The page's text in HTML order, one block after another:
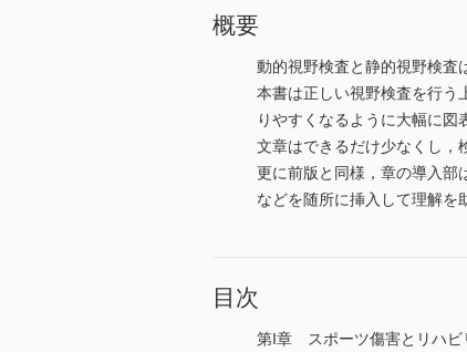
概要
動的視野検査と静的視野検査
本書は正しい視野検査を行う
りやすくなるように大幅に図
文章はできるだけ少なくし，
更に前版と同様，章の導入部
などを随所に挿入して理解を
目次
第I章 スポーツ傷害とリハビ